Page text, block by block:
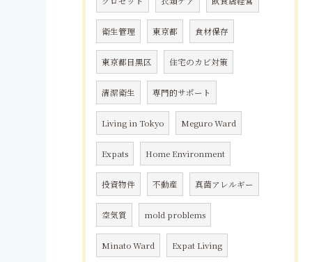
衛生管理 東京都 食材保存
東京都目黒区 住宅のカビ対策
清潔衛生 専門的サポート
Living in Tokyo Meguro Ward
Expats Home Environment
投資物件 不動産 真菌アレルギー
空気質 mold problems
Minato Ward Expat Living